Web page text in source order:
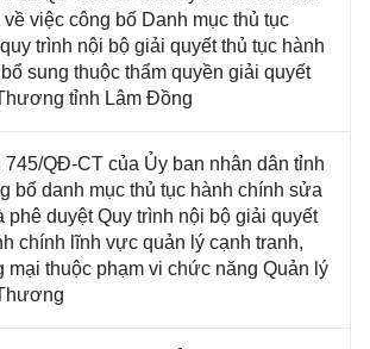
việc công bố Danh mục thủ tục
trình nội bộ giải quyết thủ tục hành
sung thuộc thẩm quyền giải quyết
tỉnh Lâm Đồng
745/QĐ-CT của Ủy ban nhân dân tỉnh
bố danh mục thủ tục hành chính sửa
phê duyệt Quy trình nội bộ giải quyết
chính lĩnh vực quản lý cạnh tranh,
mại thuộc phạm vi chức năng Quản lý